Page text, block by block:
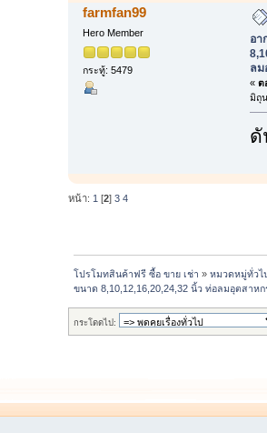
farmfan99
Hero Member
กระทู้: 5479
อา
ลม
« ต
มิถุ
ดั
หน้า: 1 [2] 3 4
โปรโมทสินค้าฟรี ซื้อ ขาย เช่า »หมวดหมู่ทั่วไ
ขนาด 8,10,12,16,20,24,32 นิ้ว ท่อลมอุตสาห
กระโดดไป: